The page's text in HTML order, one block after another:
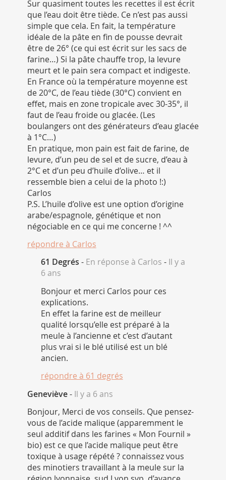
Sur quasiment toutes les recettes il est écrit
que l’eau doit être tiède. Ce n’est pas aussi
simple que cela. En fait, la température
idéale de la pâte en fin de pousse devrait
être de 26° (ce qui est écrit sur les sacs de
farine…) Si la pâte chauffe trop, la levure
meurt et le pain sera compact et indigeste.
En France où la température moyenne est
de 20°C, de l’eau tiède (30°C) convient en
effet, mais en zone tropicale avec 30-35°, il
faut de l’eau froide ou glacée. (Les
boulangers ont des générateurs d’eau glacée
à 1°C…)
En pratique, mon pain est fait de farine, de
levure, d’un peu de sel et de sucre, d’eau à
2°C et d’un peu d’huile d’olive… et il
ressemble bien a celui de la photo !:)
Carlos
P.S. L’huile d’olive est une option d’origine
arabe/espagnole, génétique et non
négociable en ce qui me concerne ! ^^
répondre à Carlos
61 Degrés - En réponse à Carlos - Il y a
6 ans
Bonjour et merci Carlos pour ces
explications.
En effet la farine est de meilleur
qualité lorsqu’elle est préparé à la
meule à l’ancienne et c’est d’autant
plus vrai si le blé utilisé est un blé
ancien.
répondre à 61 degrés
Geneviève- Il y a 6 ans
Bonjour, Merci de vos conseils. Que pensez-
vous de l’acide malique (apparemment le
seul additif dans les farines « Mon Fournil »
bio) est ce que l’acide malique peut être
toxique à usage répété ? connaissez vous
des minotiers travaillant à la meule sur la